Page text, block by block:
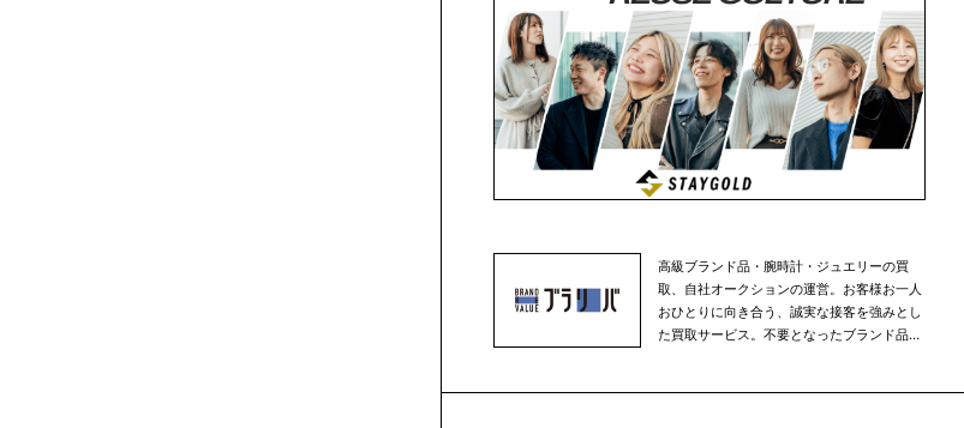
高級ブランド品・腕時計・ジュエリーの買
取、自社オークションの運営。お客様お一人
おひとりに向き合う、誠実な接客を強みとし
た買取サービス。不要となったブランド品を